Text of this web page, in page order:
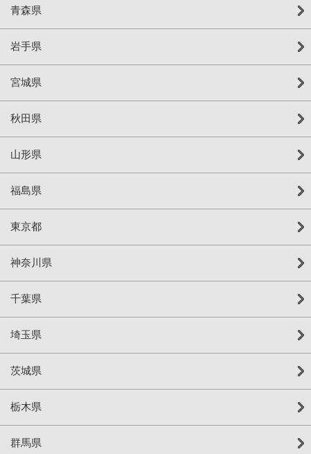
青森県
岩手県
宮城県
秋田県
山形県
福島県
東京都
神奈川県
千葉県
埼玉県
茨城県
栃木県
群馬県